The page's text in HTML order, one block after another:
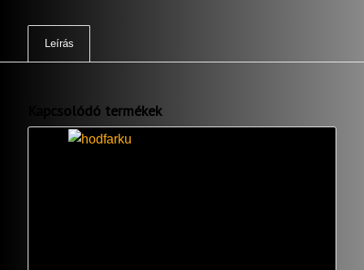
Leírás
Kapcsolódó termékek